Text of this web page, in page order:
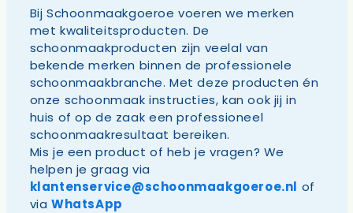
Bij Schoonmaakgoeroe voeren we merken
met kwaliteitsproducten. De
schoonmaakproducten zijn veelal van
bekende merken binnen de professionele
schoonmaakbranche. Met deze producten én
onze schoonmaak instructies, kan ook jij in
huis of op de zaak een professioneel
schoonmaakresultaat bereiken.
Mis je een product of heb je vragen? We
helpen je graag via
klantenservice@schoonmaakgoeroe.nl of
via WhatsApp